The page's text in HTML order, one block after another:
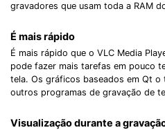
gravadores que usam toda a RAM
É mais rápido
É mais rápido que o VLC Media
pode fazer mais tarefas em pouco
tela. Os gráficos baseados em Qt o
outros programas de gravação de
Visualização durante a